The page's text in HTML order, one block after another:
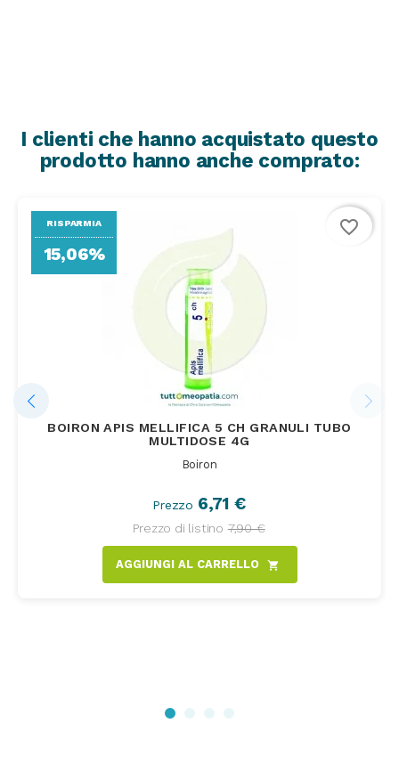
I clienti che hanno acquistato questo
prodotto hanno anche comprato:
BOIRON APIS MELLIFICA 5 CH GRANULI TUBO
MULTIDOSE 4G
Boiron
Prezzo 6,71 €
Prezzo di listino 7,90 €
AGGIUNGI AL CARRELLO shopping_cart
RISPARMIA
15,06%
favorite_border